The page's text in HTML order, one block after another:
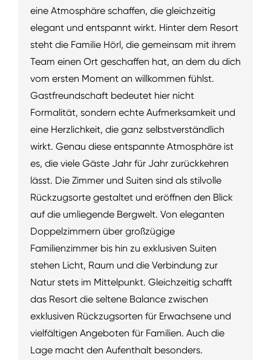
eine Atmosphäre schaffen, die gleichzeitig
elegant und entspannt wirkt. Hinter dem Resort
steht die Familie Hörl, die gemeinsam mit ihrem
Team einen Ort geschaffen hat, an dem du dich
vom ersten Moment an willkommen fühlst.
Gastfreundschaft bedeutet hier nicht
Formalität, sondern echte Aufmerksamkeit und
eine Herzlichkeit, die ganz selbstverständlich
wirkt. Genau diese entspannte Atmosphäre ist
es, die viele Gäste Jahr für Jahr zurückkehren
lässt. Die Zimmer und Suiten sind als stilvolle
Rückzugsorte gestaltet und eröffnen den Blick
auf die umliegende Bergwelt. Von eleganten
Doppelzimmern über großzügige
Familienzimmer bis hin zu exklusiven Suiten
stehen Licht, Raum und die Verbindung zur
Natur stets im Mittelpunkt. Gleichzeitig schafft
das Resort die seltene Balance zwischen
exklusiven Rückzugsorten für Erwachsene und
vielfältigen Angeboten für Familien. Auch die
Lage macht den Aufenthalt besonders.